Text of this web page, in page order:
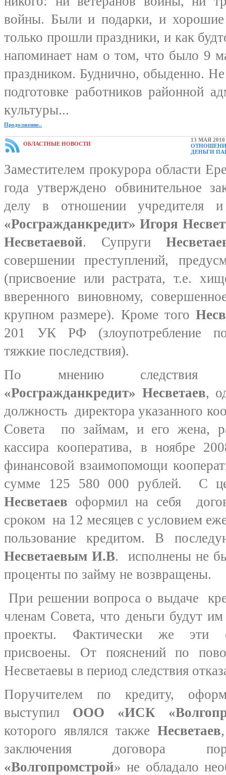
войны. Были и подарки, и
только прошли праздники, и как
напоминает нам о том, что было 9
праздником. Буднично, обыденно. Не
подготовке работников районной
культуры...
Продолжение..
ОБЛАСТНЫЕ НОВОСТИ
13 МАЯ
ДЕНЬГИ
Заместителем прокурора области
года утверждено обвинительное
делу в отношении учредителя
«Росгражданкредит» Игоря
Несветаевой. Супруги
совершении преступлений,
(присвоение или растрата, т.е.
вверенного виновному,
крупном размере). Кроме того
201 УК РФ (злоупотребление
тяжкие последствия).
По мнению следствия
«Росгражданкредит» Несветаев,
должность директора указанного
Совета по займам, и его жена,
кассира кооператива, в ноябре
финансовой взаимопомощи
сумме 125 580 000 рублей. С
Несветаев оформил на себя
сроком на 12 месяцев с условием
пользование кредитом. В
Несветаевым И.В. исполнены не
проценты по займу не возвращены.
При решении вопроса о выдаче
членам Совета, что деньги будут
проекты. Фактически же эти
присвоены. От пояснений по
Несветаевы в период следствия
Поручителем по кредиту,
выступил ООО «ИСК
которого являлся такжеНесветаев
заключения договора
«Волгопромстрой» не обладало